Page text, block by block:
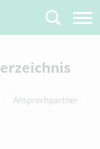
2 or more
for results.
Ansprechpartner